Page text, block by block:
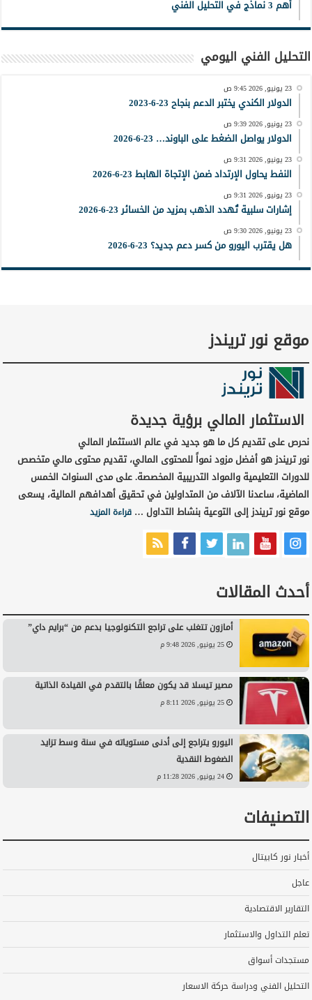
أهم 3 نماذج في التحليل الفني
التحليل الفني اليومي
23 يونيو, 2026 9:45 ص
الدولار الكندي يختبر الدعم بنجاح 23-6-2023
23 يونيو, 2026 9:39 ص
الدولار يواصل الضغط على الباوند… 23-6-2026
23 يونيو, 2026 9:31 ص
النفط يحاول الإرتداد ضمن الإتجاة الهابط 23-6-2026
23 يونيو, 2026 9:31 ص
إشارات سلبية تُهدد الذهب بمزيد من الخسائر 23-6-2026
23 يونيو, 2026 9:30 ص
هل يقترب اليورو من كسر دعم جديد؟ 23-6-2026
موقع نور تريندز
الاستثمار المالي برؤية جديدة
نحرص على تقديم كل ما هو جديد في عالم الاستثمار المالي
نور تريندز هو أفضل مزود نمواً للمحتوى المالي، تقديم محتوى مالي متخصص
للدورات التعليمية والمواد التدريبية المخصصة. على مدى السنوات الخمس
الماضية، ساعدنا الآلاف من المتداولين في تحقيق أهدافهم المالية، يسعى
موقع نور تريندز إلى التوعية بنشاط التداول …قراءة المزيد
أحدث المقالات
أمازون تتغلب على تراجع التكنولوجيا بدعم من “برايم داي”
25 يونيو, 2026 9:48 م
مصير تيسلا قد يكون معلقًا بالتقدم في القيادة الذاتية
25 يونيو, 2026 8:11 م
اليورو يتراجع إلى أدنى مستوياته في سنة وسط تزايد
الضغوط النقدية
24 يونيو, 2026 11:28 م
التصنيفات
أخبار نور كابيتال
عاجل
التقارير الاقتصادية
تعلم التداول والاستثمار
مستجدات أسواق
التحليل الفني ودراسة حركة الاسعار